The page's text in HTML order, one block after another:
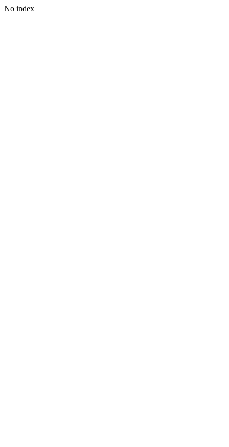
No index